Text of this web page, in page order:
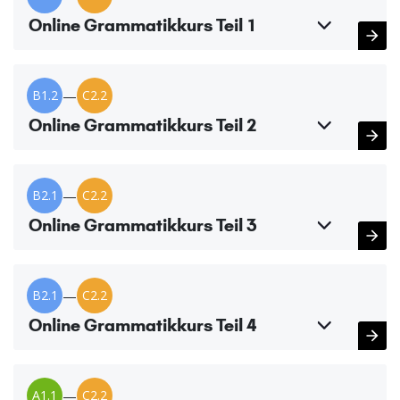
Online Grammatikkurs Teil 1
B1.2 — C2.2
Online Grammatikkurs Teil 2
B2.1 — C2.2
Online Grammatikkurs Teil 3
B2.1 — C2.2
Online Grammatikkurs Teil 4
A1.1 — C2.2